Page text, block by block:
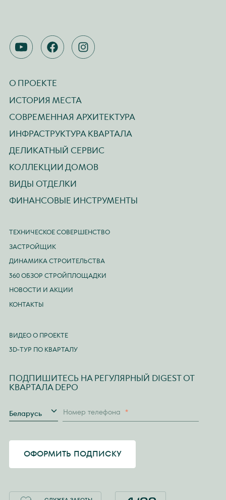
YOUTUBEFACEBOOKINSTAGRAM
О ПРОЕКТЕ
ИСТОРИЯ МЕСТА
СОВРЕМЕННАЯ АРХИТЕКТУРА
ИНФРАСТРУКТУРА КВАРТАЛА
ДЕЛИКАТНЫЙ СЕРВИС
КОЛЛЕКЦИИ ДОМОВ
ВИДЫ ОТДЕЛКИ
ФИНАНСОВЫЕ ИНСТРУМЕНТЫ
ТЕХНИЧЕСКОЕ СОВЕРШЕНСТВО
ЗАСТРОЙЩИК
ДИНАМИКА СТРОИТЕЛЬСТВА
360 ОБЗОР СТРОЙПЛОЩАДКИ
НОВОСТИ И АКЦИИ
КОНТАКТЫ
ВИДЕО О ПРОЕКТЕ
3D-ТУР ПО КВАРТАЛУ
ПОДПИШИТЕСЬ НА РЕГУЛЯРНЫЙ DIGEST ОТ
КВАРТАЛА DEPO
Беларусь Номер телефона *
ОФОРМИТЬ ПОДПИСКУ